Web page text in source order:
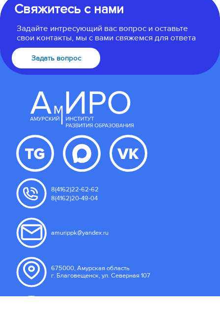
Свяжитесь с нами
Задайте интресующий вас вопрос и оставьте
свои контакты, мы с вами свяжемся для ответа
Задать вопрос
8(4162)22-62-62
8(4162)20-49-04
amurippk@yandex.ru
675000, Амурская область
г. Благовещенск, ул. Северная 107